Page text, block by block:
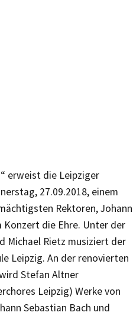
erweist die Leipziger
27.09.2018, einem
Rektoren, Johann
die Ehre. Unter der
Michael Rietz musiziert der
Leipzig. An der renovierten
Stefan Altner
Leipzig) Werke von
Sebastian Bach und